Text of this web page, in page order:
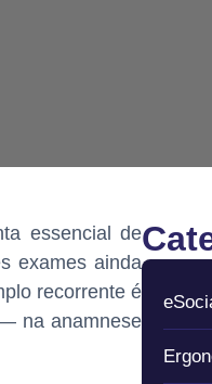
essencial de
exames ainda
recorrente é
na anamnese